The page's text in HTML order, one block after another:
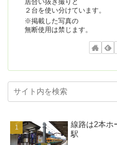
２台を使い分けています。
※掲載した写真の
無断使用は禁じます。
線路は2本ホ
駅